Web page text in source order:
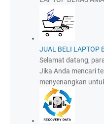
JUAL BELI LAPTOP
Selamat datang,
Jika Anda mencari
menyenangkan